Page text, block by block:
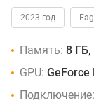
2023 год
Память: 8 ГБ,
GPU: GeForce
Подключение: